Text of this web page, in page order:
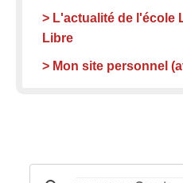
> L'actualité de l'école
Libre
> Mon site personnel